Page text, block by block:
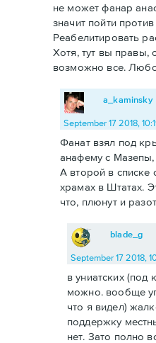
не может фанар
значит пойти
Реабелитировать
Хотя, тут вы правы,
возможно все.
a_kaminsky
September 17 2018,
Фанат взял под
анафему с
А второй в списке
храмах в Штатах.
что, плюнут и
blade_g
September 17 2018,
в униатских (под
можно. вообще
что я видел)
поддержку
нет. Зато полно